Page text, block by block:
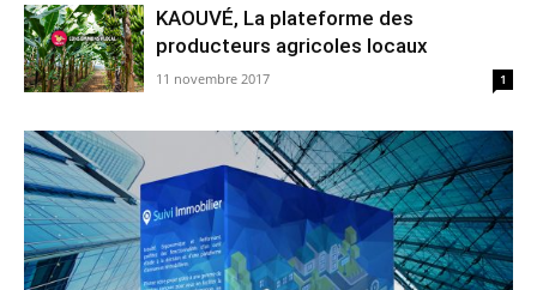
KAOUVÉ, La plateforme des
producteurs agricoles locaux
11 novembre 2017 1